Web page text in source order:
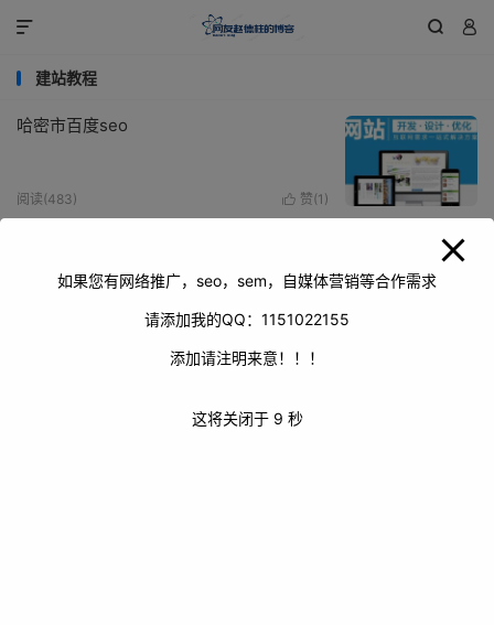
 

建站教程
哈密市百度seo
 赞(1 )
阅读(483)
 赞(0)
如果您有网络推广，seo，sem，自媒体营销等合作需求
请添加我的QQ：1151022155
添加请注明来意！！！
这将关闭于 8 秒